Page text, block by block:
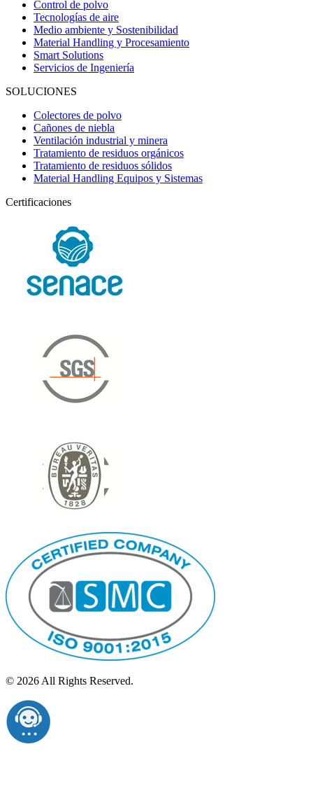
Control de polvo
Tecnologías de aire
Medio ambiente y Sostenibilidad
Material Handling y Procesamiento
Smart Solutions
Servicios de Ingeniería
SOLUCIONES
Colectores de polvo
Cañones de niebla
Ventilación industrial y minera
Tratamiento de residuos orgánicos
Tratamiento de residuos sólidos
Material Handling Equipos y Sistemas
Certificaciones
© 2026 All Rights Reserved.